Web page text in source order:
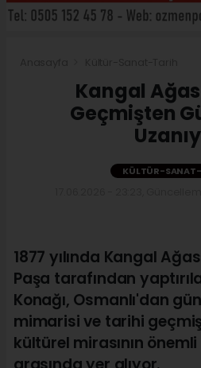
Kangal
Geçmişten
KÜLTÜR-
1877 yılında Kangal
Paşa tarafından
Konağı, Osmanlı'dan
mimarisi ve tarihi
kültürel mirasının